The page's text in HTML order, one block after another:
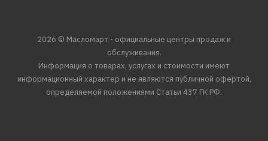
2026 © Масломарт - официальные центры продаж и
обслуживания.
Информация о товарах, услугах и стоимости имеют
информационный характер и не являются публичной офертой,
определяемой положениями Статьи 437 ГК РФ.